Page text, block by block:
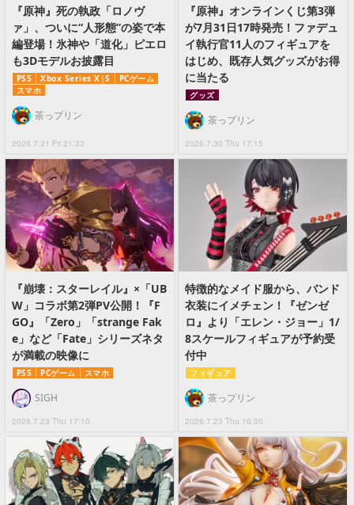
『原神』死の執政「ロノヴ
ァ」、ついに“人形態”の姿で本
編登場！氷神や「道化」ピエロ
も3Dモデルお披露目
PS5 Xbox Series X|S
PCゲーム
スマホ
2026.7.31 Fri 21:33
茶っプリン
『原神』オンラインくじ第3弾
が7月31日17時発売！ファデュ
イ執行官11人のフィギュアを
はじめ、既存人気グッズがお得
に当たる
グッズ
2026.7.30 Thu 17:15
茶っプリン
『崩壊：スターレイル』×「UB
W」コラボ第2弾PV公開！『F
GO』「Zero」「strange Fak
e」など「Fate」シリーズネタ
が満載の映像に
PS5 PCゲーム スマホ
2026.7.23 Thu 17:10
SIGH
特徴的なメイド服から、バンド
衣装にイメチェン！『ゼンゼ
ロ』より「エレン・ジョー」1/
8スケールフィギュアが予約受
付中
フィギュア
2026.7.23 Thu 16:30
茶っプリン